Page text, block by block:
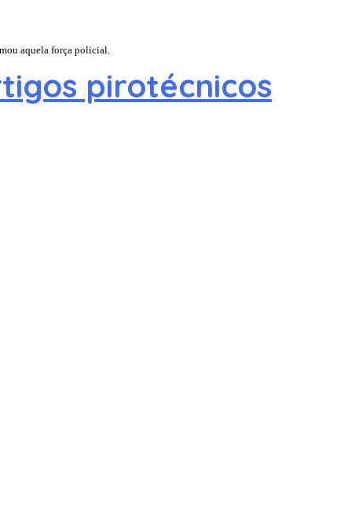
aquela força policial.
pirotécnicos